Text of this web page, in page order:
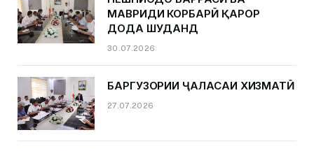
МАВРИДИ КОРБАРӢ ҚАРОР
ДОДА ШУДАНД
30.07.2026
БАРГУЗОРИИ ҶАЛАСАИ ХИЗМАТӢ
27.07.2026